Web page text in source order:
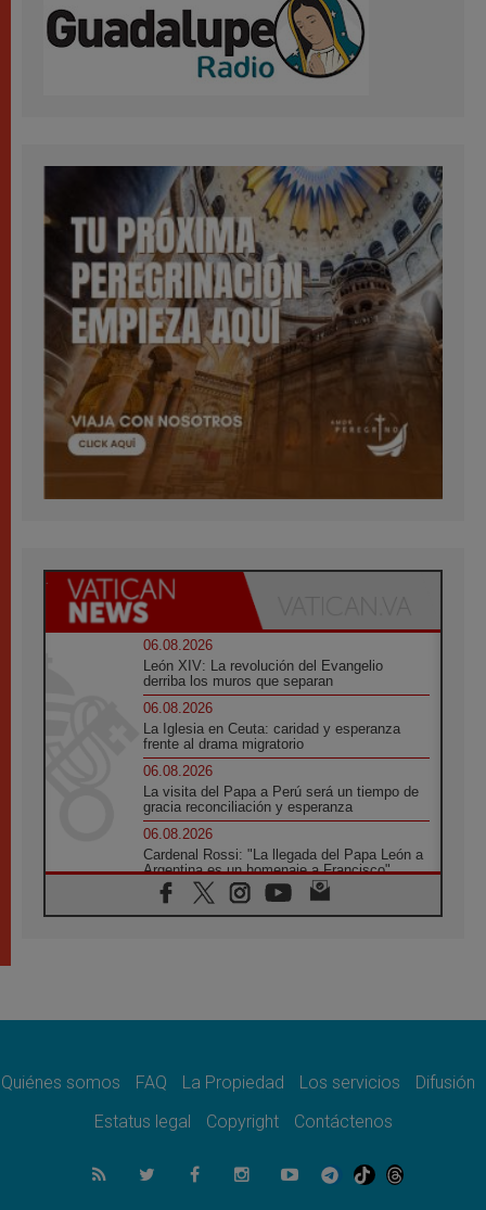
06.08.2026
León XIV: La revolución del Evangelio
derriba los muros que separan
06.08.2026
La Iglesia en Ceuta: caridad y esperanza
frente al drama migratorio
06.08.2026
La visita del Papa a Perú será un tiempo de
gracia reconciliación y esperanza
06.08.2026
Cardenal Rossi: "La llegada del Papa León a
Argentina es un homenaje a Francisco"
06.08.2026
En Asís, León XIV invita a los jóvenes a
05.08.2026
05.08.2026
sabiduría para afrontar los urgentes desafíos
de hoy
05.08.2026
En marcha hacia Asís en nombre de San
Quiénes somos FAQ La Propiedad Los servicios
Difusión
Estatus legal
Copyright Contáctenos